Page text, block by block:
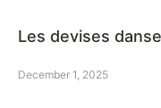
Les devises
December 1, 2025